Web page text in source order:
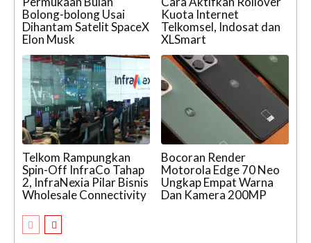
Bolong-bolong Usai
Dihantam Satelit SpaceX
Elon Musk
Kuota Internet
Telkomsel, Indosat dan
XLSmart
Telkom Rampungkan
Spin-Off InfraCo Tahap
2, InfraNexia Pilar Bisnis
Wholesale Connectivity
Bocoran Render
Motorola Edge 70 Neo
Ungkap Empat Warna
Dan Kamera 200MP